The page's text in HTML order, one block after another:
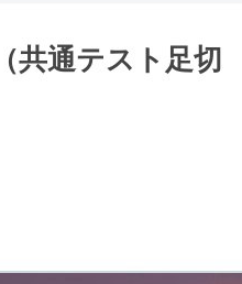
共通テスト足切